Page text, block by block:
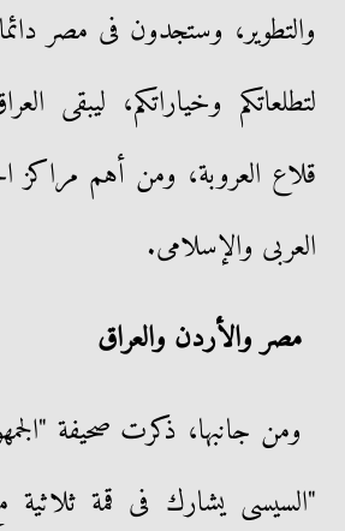
والتطوير، وستجدون فى مصر
لتطلعاتكم وخياراتكم، ليبقى
قلاع العروبة، ومن أهم مراكز
العربى والإسلامى.
مصر والأردن والعراق
ومن جانبها، ذكرت صحيفة
"السيسى يشارك فى قمة